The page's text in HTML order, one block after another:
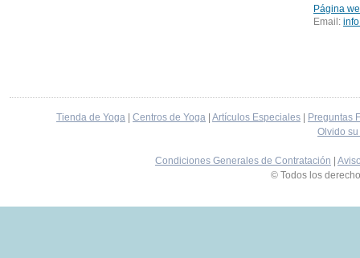
Página
Email:
Tienda de Yoga Centros de Yoga Artículos Especiales
Preguntas
Olvido
Condiciones Generales de Contratación
© Todos los